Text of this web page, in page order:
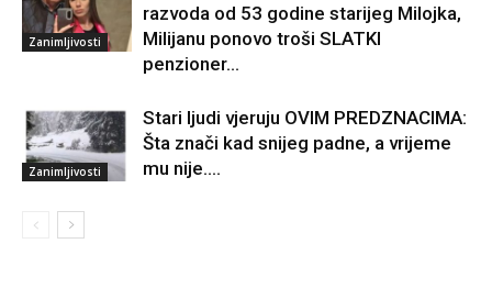
Zanimljivosti
razvoda od 53 godine starijeg Milojka,
Milijanu ponovo troši SLATKI
penzioner…
Zanimljivosti
Stari ljudi vjeruju OVIM PREDZNACIMA:
Šta znači kad snijeg padne, a vrijeme
mu nije….